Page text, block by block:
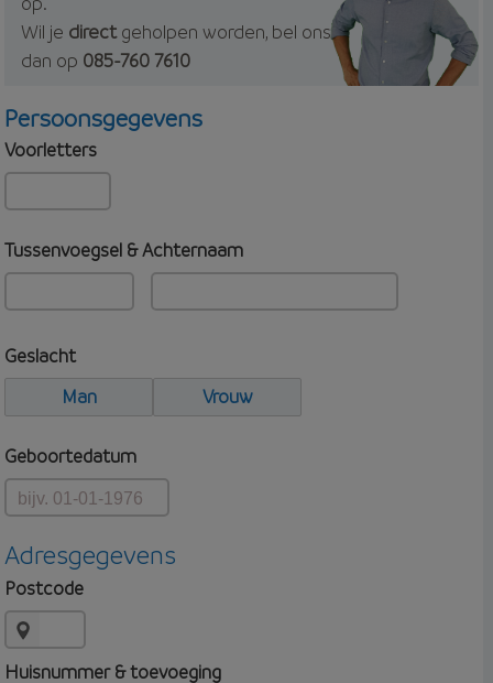
Wil je directgeholpen worden, bel ons
dan op 085-760 7610
Persoonsgegevens
Voorletters
Tussenvoegsel & Achternaam
Geslacht
Man
Vrouw
Geboortedatum
Adresgegevens
Postcode
Huisnummer & toevoeging